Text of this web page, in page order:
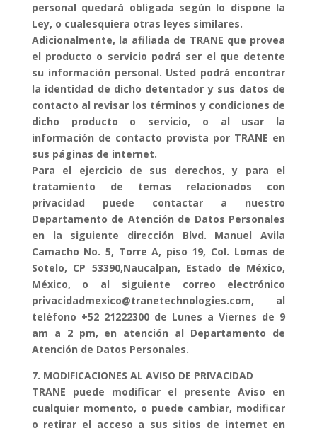
personal quedará obligada según lo dispone la
Ley, o cualesquiera otras leyes similares.
Adicionalmente, la afiliada de TRANE que provea
el producto o servicio podrá ser el que detente
su información personal. Usted podrá encontrar
la identidad de dicho detentador y sus datos de
contacto al revisar los términos y condiciones de
dicho producto o servicio, o al usar la
información de contacto provista por TRANE en
sus páginas de internet.
Para el ejercicio de sus derechos, y para el
tratamiento de temas relacionados con
privacidad puede contactar a nuestro
Departamento de Atención de Datos Personales
en la siguiente dirección Blvd. Manuel Avila
Camacho No. 5, Torre A, piso 19, Col. Lomas de
Sotelo, CP 53390,Naucalpan, Estado de México,
México, o al siguiente correo electrónico
privacidadmexico@tranetechnologies.com, al
teléfono +52 21222300 de Lunes a Viernes de 9
am a 2 pm, en atención al Departamento de
Atención de Datos Personales.
7. MODIFICACIONES AL AVISO DE PRIVACIDAD
TRANE puede modificar el presente Aviso en
cualquier momento, o puede cambiar, modificar
o retirar el acceso a sus sitios de internet en